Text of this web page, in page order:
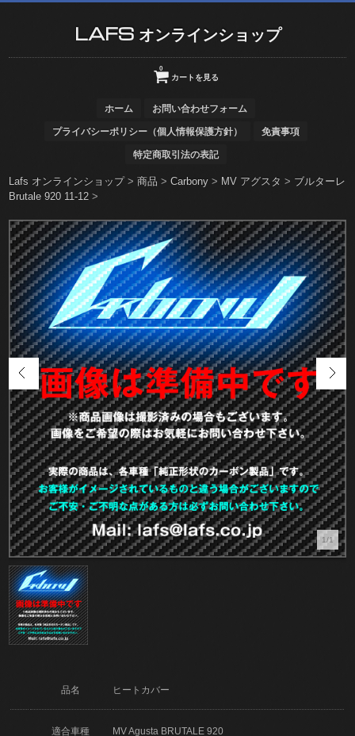
LAFS オンラインショップ
カートを見る
0
ホーム お問い合わせフォーム
プライバシーポリシー（個人情報保護方針） 免責事項
特定商取引法の表記
Lafs オンラインショップ>商品 >Carbony > MV アグスタ > ブルターレ
Brutale 920 11-12 >
1/1
品名 ヒートカバー
適合車種 MV Agusta BRUTALE 920